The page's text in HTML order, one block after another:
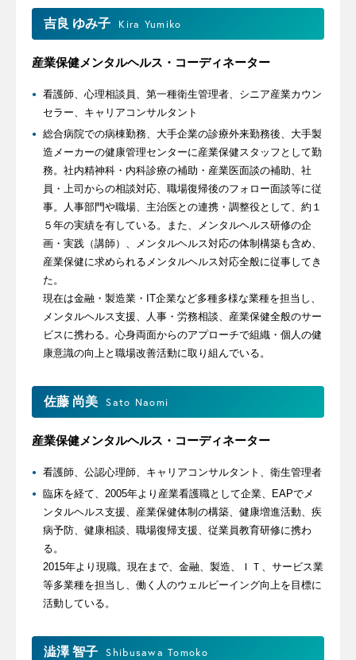
吉良 ゆみ子 Kira Yumiko
産業保健メンタルヘルス・コーディネーター
看護師、心理相談員、第一種衛生管理者、シニア産業カウン
セラー、キャリアコンサルタント
総合病院での病棟勤務、大手企業の診療外来勤務後、大手製
造メーカーの健康管理センターに産業保健スタッフとして勤
務。社内精神科・内科診療の補助・産業医面談の補助、社
員・上司からの相談対応、職場復帰後のフォロー面談等に従
事。人事部門や職場、主治医との連携・調整役として、約１
５年の実績を有している。また、メンタルヘルス研修の企
画・実践（講師）、メンタルヘルス対応の体制構築も含め、
産業保健に求められるメンタルヘルス対応全般に従事してき
た。
現在は金融・製造業・IT企業など多種多様な業種を担当し、
メンタルヘルス支援、人事・労務相談、産業保健全般のサー
ビスに携わる。心身両面からのアプローチで組織・個人の健
康意識の向上と職場改善活動に取り組んでいる。
佐藤 尚美 Sato Naomi
産業保健メンタルヘルス・コーディネーター
看護師、公認心理師、キャリアコンサルタント、衛生管理者
臨床を経て、2005年より産業看護職として企業、EAPでメ
ンタルヘルス支援、産業保健体制の構築、健康増進活動、疾
病予防、健康相談、職場復帰支援、従業員教育研修に携わ
る。
2015年より現職。現在まで、金融、製造、ＩＴ、サービス業
等多業種を担当し、働く人のウェルビーイング向上を目標に
活動している。
澁澤 智子 Shibusawa Tomoko